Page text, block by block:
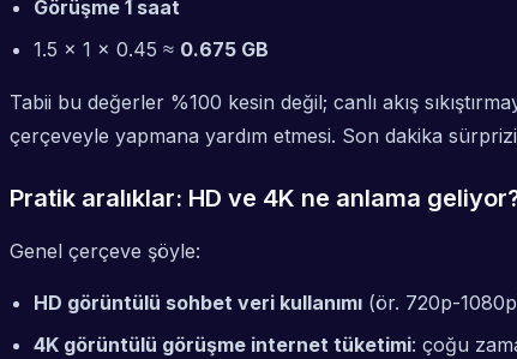
Görüşme 1 saat
1.5 × 1 × 0.45 ≈ 0.675 GB
Tabii bu değerler %100 kesin değil; canlı akış
çerçeveyle yapmana yardım etmesi. Son dakika
Pratik aralıklar: HD ve 4K ne anlama
Genel çerçeve şöyle:
HD görüntülü sohbet veri kullanımı (ör. 720p-
4K görüntülü görüşme internet tüketimi: çoğu